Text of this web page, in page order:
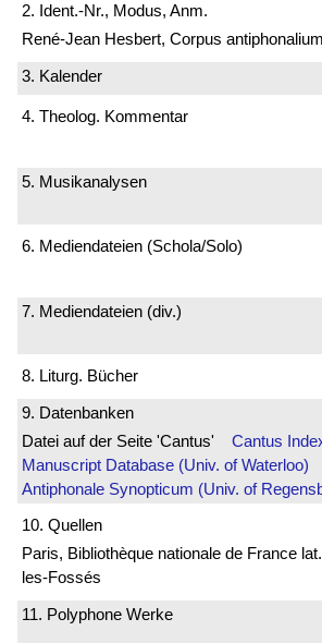
2. Ident.-Nr., Modus, Anm.
René-Jean Hesbert, Corpus
3. Kalender
4. Theolog. Kommentar
5. Musikanalysen
6. Mediendateien (Schola/Solo)
7. Mediendateien (div.)
8. Liturg. Bücher
9. Datenbanken
Datei auf der Seite 'Cantus' Cantus
Manuscript Database (Univ. of Waterloo)
Antiphonale Synopticum (Univ. of
10. Quellen
Paris, Bibliothèque nationale de France
les-Fossés
11. Polyphone Werke